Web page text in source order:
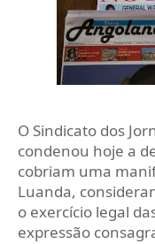
O Sindicato dos
condenou hoje a
cobriam uma
Luanda,
o exercício legal
expressão